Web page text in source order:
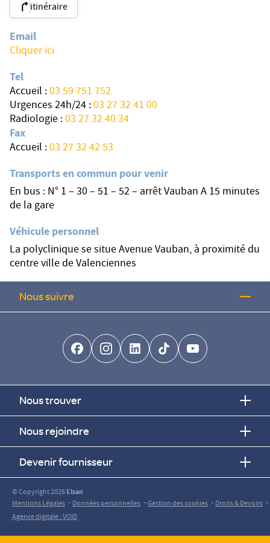
itinéraire
Email
Cliquer ici
Tel
Accueil :03 59 751 752
Urgences 24h/24 :03 27 32 41 00
Radiologie :03 27 32 40 34
Fax
Accueil :03 27 32 42 53
Transports en commun pour venir
En bus : N° 1 – 30 – 51 – 52 – arrêt Vauban A 15 minutes
de la gare
Véhicule personnel
La polyclinique se situe Avenue Vauban, à proximité du
centre ville de Valenciennes
Nous suivre
facebook-brands
instagramlinkedin-brands
tiktok-brands
youtube
Nous trouver
Nous rejoindre
Devenir fournisseur
© Copyright 2026Elsan
Mentions Légales -Données personnelles -Gestion des cookies -Droits & Devoirs -
Agence digitale : VOID